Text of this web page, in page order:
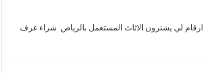
لي يشترون الاثاث المستعمل بالرياض شراء غرف